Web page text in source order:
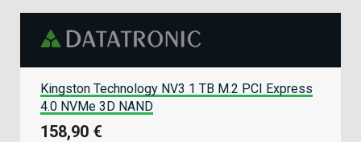
Kingston Technology NV3 1 TB M.2 PCI Express
4.0 NVMe 3D NAND
158,90 €